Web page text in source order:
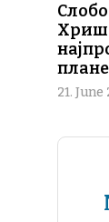
21. June